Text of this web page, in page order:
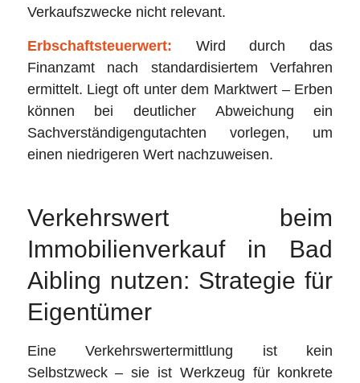
Verkaufszwecke nicht relevant.
Erbschaftsteuerwert: Wird durch das
Finanzamt nach standardisiertem Verfahren
ermittelt. Liegt oft unter dem Marktwert – Erben
können bei deutlicher Abweichung ein
Sachverständigengutachten vorlegen, um
einen niedrigeren Wert nachzuweisen.
Verkehrswert beim
Immobilienverkauf in Bad
Aibling nutzen: Strategie für
Eigentümer
Eine Verkehrswertermittlung ist kein
Selbstzweck – sie ist Werkzeug für konkrete